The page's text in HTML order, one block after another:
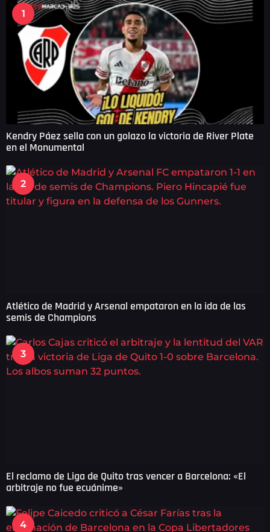
g
o
1
Kendry Páez sella con un golazo la victoria de River Plate
en el Monumental
2
Atlético de Madrid y Arsenal empataron en la ida de las
semis de Champions
3
El reclamo de Liga de Quito tras vencer a Barcelona: «El
arbitraje no fue ecuánime»
4